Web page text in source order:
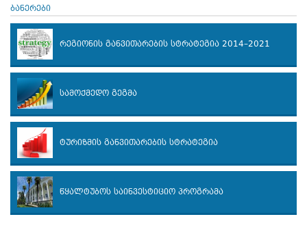
ბანერები
რეგიონის განვითარების სტრატეგია 2014–2021
სამოქმედო გეგმა
ტურიზმის განვითარების სტრატეგია
წყალტუბოს საინვესტიციო პროგრამა